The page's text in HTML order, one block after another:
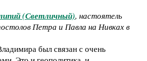
(Светличный), настоятель
Петра и Павла на Нивках в
был связан с очень